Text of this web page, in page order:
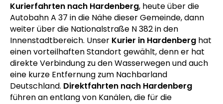
Kurierfahrten nach Hardenberg, heute über die
Autobahn A 37 in die Nähe dieser Gemeinde, dann
weiter über die Nationalstraße N 382 in den
Innenstadtbereich. Unser Kurier in Hardenberg hat
einen vorteilhaften Standort gewählt, denn er hat
direkte Verbindung zu den Wasserwegen und auch
eine kurze Entfernung zum Nachbarland
Deutschland. Direktfahrten nach Hardenberg
führen an entlang von Kanälen, die für die